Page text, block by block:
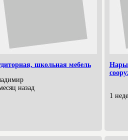
школьная мебель
назад
Нары
1